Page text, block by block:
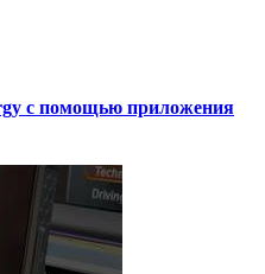
с помощью приложения